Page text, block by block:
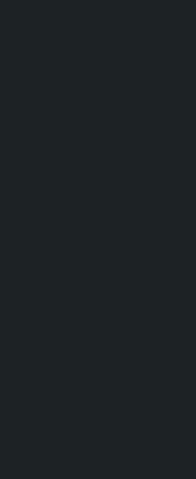
ग्यासको कृत्रिम अभाव र
जय नेपाल पार्टी दर्ता गर्दै
नेपाल आयल निगमको कार्यकारी
विदेशबाट फर्किँदा अपरिचित
कर्मचारीको नयाँ तलबमान
३० जिल्लामा बाढीको जोखिम, नदी